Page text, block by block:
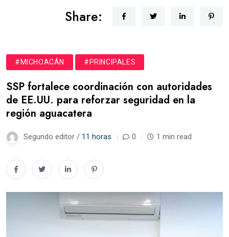
Share:
#MICHOACÁN #PRINCIPALES
SSP fortalece coordinación con autoridades
de EE.UU. para reforzar seguridad en la
región aguacatera
Segundo editor / 11 horas 0 1 min read